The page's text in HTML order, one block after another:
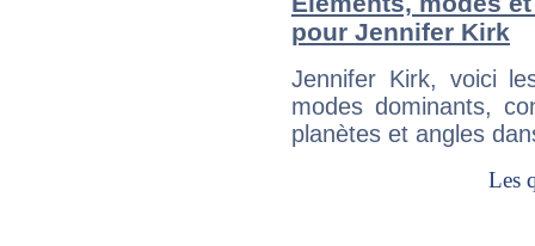
pour Jennifer Kirk
Jennifer Kirk, voici
modes dominants,
planètes et angles